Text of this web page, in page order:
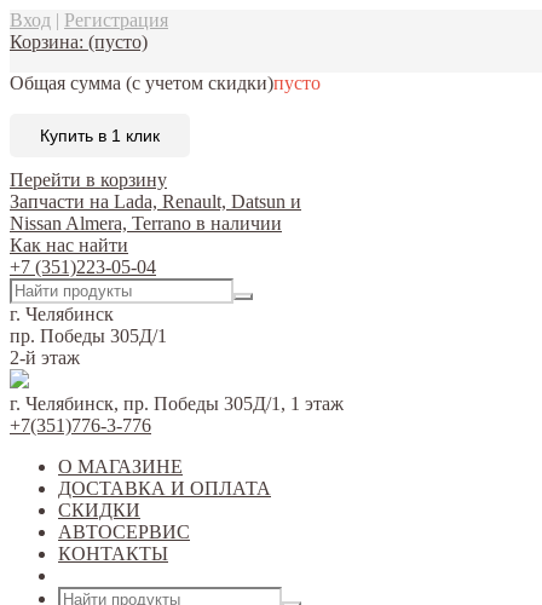
Вход | Регистрация
Корзина: (пусто)
Общая сумма (с учетом скидки)пусто
Купить в 1 клик
Перейти в корзину
Запчасти на Lada, Renault, Datsun и
Nissan Almera, Terrano в наличии
Как нас найти
+7 (351)223-05-04
г. Челябинск
пр. Победы 305Д/1
2-й этаж
г. Челябинск, пр. Победы 305Д/1, 1 этаж
+7(351)776-3-776
О МАГАЗИНЕ
ДОСТАВКА И ОПЛАТА
СКИДКИ
АВТОСЕРВИС
КОНТАКТЫ